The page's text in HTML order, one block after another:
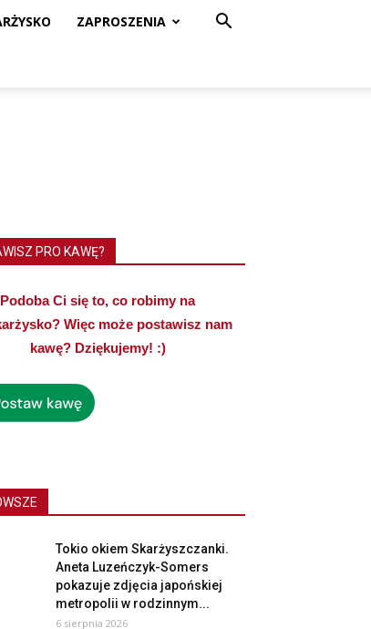
ZAPROSZENIA
PRO KAWĘ?
Podoba Ci się to, co robimy na
Więc może postawisz nam
kawę? Dziękujemy! :)
Tokio okiem Skarżyszczanki.
Aneta Luzeńczyk-Somers
pokazuje zdjęcia japońskiej
metropolii w rodzinnym...
6 sierpnia 2026